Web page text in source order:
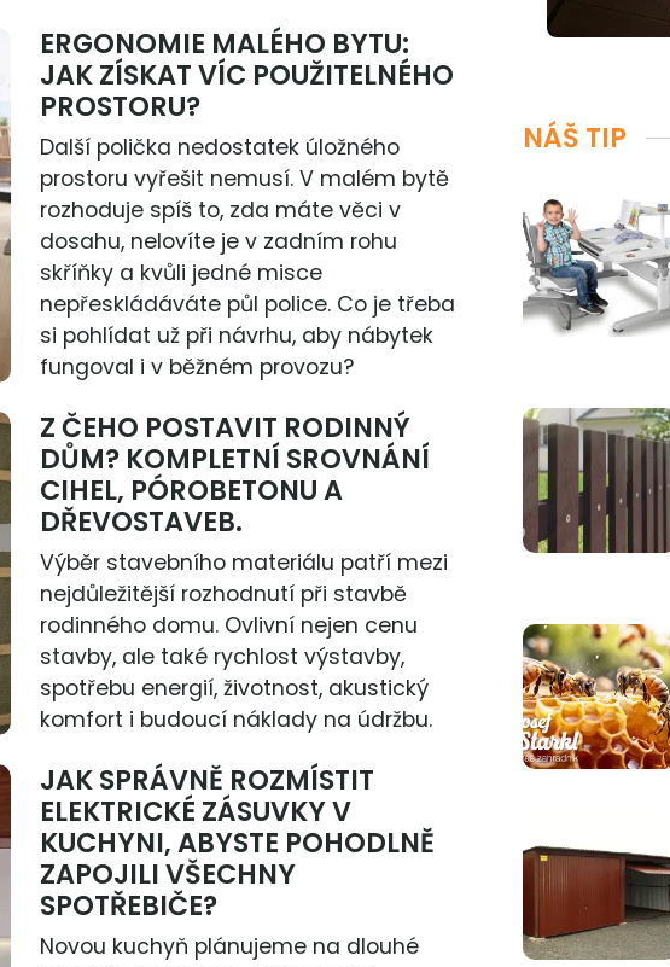
ERGONOMIE MALÉHO BYTU:
JAK ZÍSKAT VÍC POUŽITELNÉHO
PROSTORU?
Další polička nedostatek úložného
prostoru vyřešit nemusí. V malém bytě
rozhoduje spíš to, zda máte věci v
dosahu, nelovíte je v zadním rohu
skříňky a kvůli jedné misce
nepřeskládáváte půl police. Co je třeba
si pohlídat už při návrhu, aby nábytek
fungoval i v běžném provozu?
Z ČEHO POSTAVIT RODINNÝ
DŮM? KOMPLETNÍ SROVNÁNÍ
CIHEL, PÓROBETONU A
DŘEVOSTAVEB.
Výběr stavebního materiálu patří mezi
nejdůležitější rozhodnutí při stavbě
rodinného domu. Ovlivní nejen cenu
stavby, ale také rychlost výstavby,
spotřebu energií, životnost, akustický
komfort i budoucí náklady na údržbu.
JAK SPRÁVNĚ ROZMÍSTIT
ELEKTRICKÉ ZÁSUVKY V
KUCHYNI, ABYSTE POHODLNĚ
ZAPOJILI VŠECHNY
SPOTŘEBIČE?
Novou kuchyň plánujeme na dlouhé
NÁŠ TIP